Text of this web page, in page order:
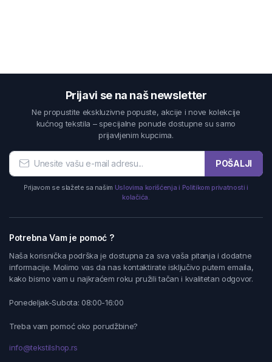
Prijavi se na naš newsletter
Ne propustite ekskluzivne popuste, akcije i nove kolekcije
kućnog tekstila – specijalne ponude dostupne su samo
prijavljenim kupcima.
POŠALJI
Prijavom se slažete sa našim Uslovima korišćenja i Politikom privatnosti i
kolačića.
Potrebna Vam je pomoć ?
Naša korisnička podrška je dostupna za sva vaša pitanja i dodatne
informacije. Molimo vas da nas kontaktirate isključivo putem emaila,
kako bismo vam u najkraćem roku pružili tačan i kvalitetan odgovor.
Ponedeljak-Subota: 08:00-16:00
Treba vam pomoć oko porudžbine?
info@tekstilshop.rs